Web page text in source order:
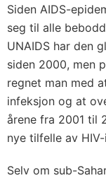
Siden AIDS-
seg til alle
UNAIDS har den
siden 2000, men
regnet man med
infeksjon og at
årene fra 2001 til
nye tilfelle av
Selv om sub-